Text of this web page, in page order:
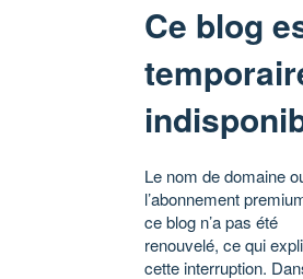
Ce blog
Le nom de domaine
l’abonnement
ce blog n’a pas été
renouvelé, ce qui
cette interruption.